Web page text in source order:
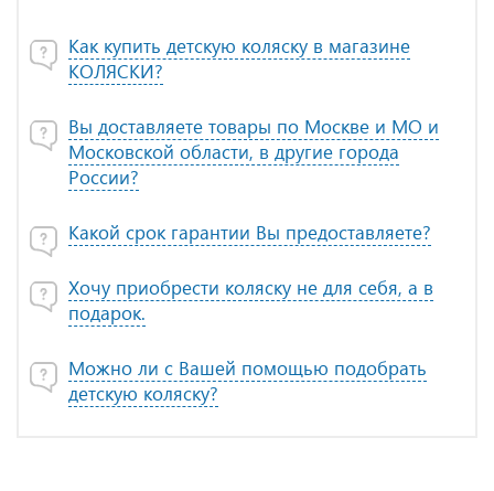
Как купить детскую коляску в магазине
КОЛЯСКИ?
Вы доставляете товары по Москве и МО и
Московской области, в другие города
России?
Какой срок гарантии Вы предоставляете?
Хочу приобрести коляску не для себя, а в
подарок.
Можно ли с Вашей помощью подобрать
детскую коляску?